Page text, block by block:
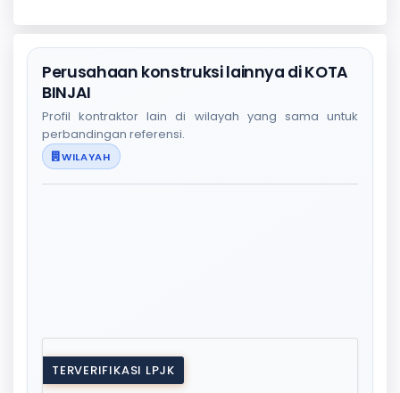
Perusahaan konstruksi lainnya di KOTA
BINJAI
Profil kontraktor lain di wilayah yang sama untuk
perbandingan referensi.
WILAYAH
TERVERIFIKASI LPJK